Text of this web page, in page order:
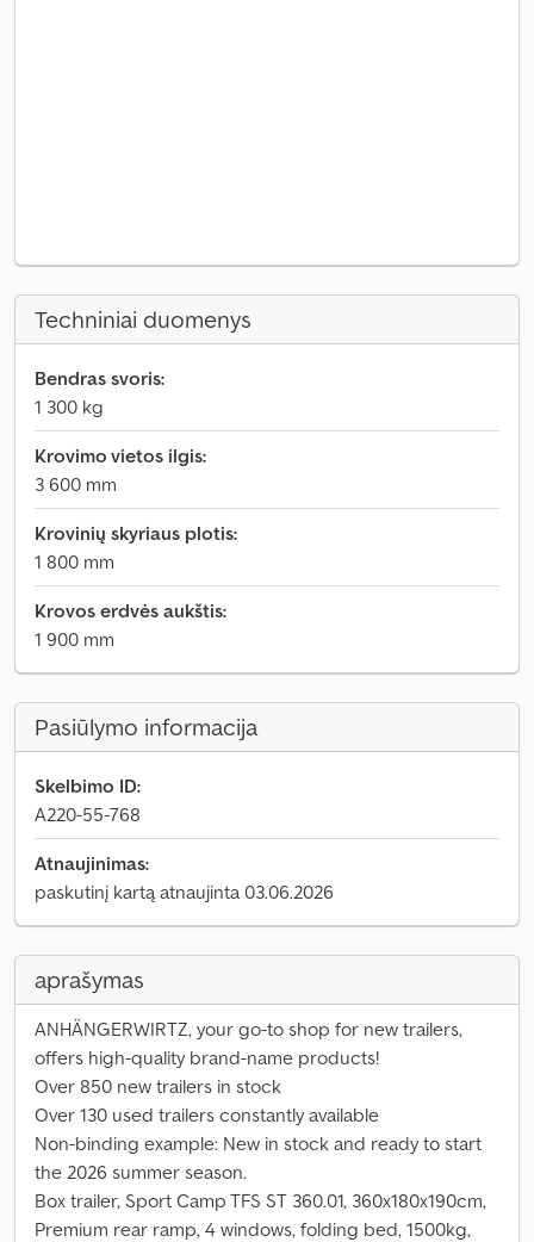
Techniniai duomenys
Bendras svoris:
1 300 kg
Krovimo vietos ilgis:
3 600 mm
Krovinių skyriaus plotis:
1 800 mm
Krovos erdvės aukštis:
1 900 mm
Pasiūlymo informacija
Skelbimo ID:
A220-55-768
Atnaujinimas:
paskutinį kartą atnaujinta 03.06.2026
aprašymas
ANHÄNGERWIRTZ, your go-to shop for new trailers,
offers high-quality brand-name products!
Over 850 new trailers in stock
Over 130 used trailers constantly available
Non-binding example: New in stock and ready to start
the 2026 summer season.
Box trailer, Sport Camp TFS ST 360.01, 360x180x190cm,
Premium rear ramp, 4 windows, folding bed, 1500kg,